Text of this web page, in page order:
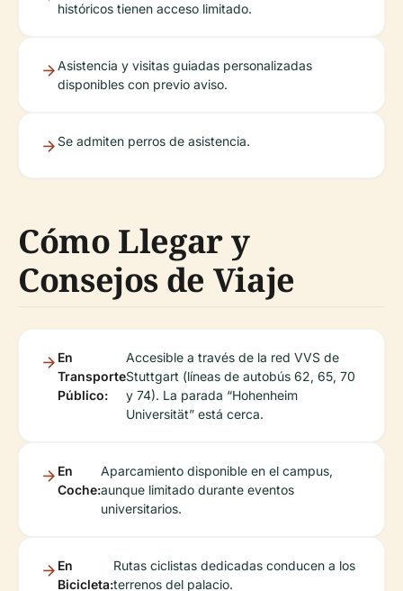
históricos tienen acceso limitado.
Asistencia y visitas guiadas personalizadas
disponibles con previo aviso.
Se admiten perros de asistencia.
Cómo Llegar y
Consejos de Viaje
En
Transporte
Público:
Accesible a través de la red VVS de
Stuttgart (líneas de autobús 62, 65, 70
y 74). La parada “Hohenheim
Universität” está cerca.
En
Coche:
Aparcamiento disponible en el campus,
aunque limitado durante eventos
universitarios.
En
Bicicleta:
Rutas ciclistas dedicadas conducen a los
terrenos del palacio.